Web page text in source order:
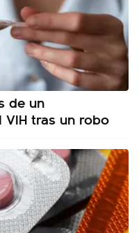
de un
tras un robo